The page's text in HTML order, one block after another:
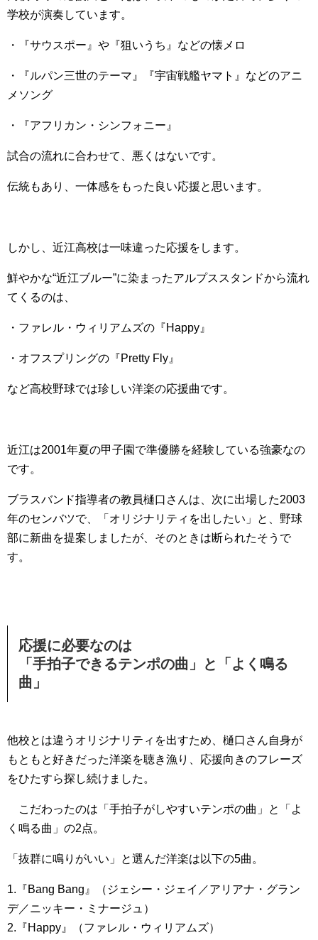
学校が演奏しています。
・『サウスポー』や『狙いうち』などの懐メロ
・『ルパン三世のテーマ』『宇宙戦艦ヤマト』などのアニ
メソング
・『アフリカン・シンフォニー』
試合の流れに合わせて、悪くはないです。
伝統もあり、一体感をもった良い応援と思います。
しかし、近江高校は一味違った応援をします。
鮮やかな“近江ブルー”に染まったアルプススタンドから流れ
てくるのは、
・ファレル・ウィリアムズの『Happy』
・オフスプリングの『Pretty Fly』
など高校野球では珍しい洋楽の応援曲です。
近江は2001年夏の甲子園で準優勝を経験している強豪なの
です。
ブラスバンド指導者の教員樋口さんは、次に出場した2003
年のセンバツで、「オリジナリティを出したい」と、野球
部に新曲を提案しましたが、そのときは断られたそうで
す。
応援に必要なのは
「手拍子できるテンポの曲」と「よく鳴る
曲」
他校とは違うオリジナリティを出すため、樋口さん自身が
もともと好きだった洋楽を聴き漁り、応援向きのフレーズ
をひたすら探し続けました。
こだわったのは「手拍子がしやすいテンポの曲」と「よ
く鳴る曲」の2点。
「抜群に鳴りがいい」と選んだ洋楽は以下の5曲。
1.『Bang Bang』（ジェシー・ジェイ／アリアナ・グラン
デ／ニッキー・ミナージュ）
2.『Happy』（ファレル・ウィリアムズ）